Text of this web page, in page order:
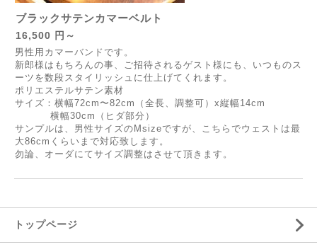
ブラックサテンカマーベルト
16,500 円～
男性用カマーバンドです。
新郎様はもちろんの事、ご招待されるゲスト様にも、いつものス
ーツを数段スタイリッシュに仕上げてくれます。
ポリエステルサテン素材
サイズ：横幅72cm〜82cm（全長、調整可）x縦幅14cm
横幅30cm（ヒダ部分）
サンプルは、男性サイズのMsizeですが、こちらでウェストは最
大86cmくらいまで対応致します。
勿論、オーダにてサイズ調整はさせて頂きます。
トップページ